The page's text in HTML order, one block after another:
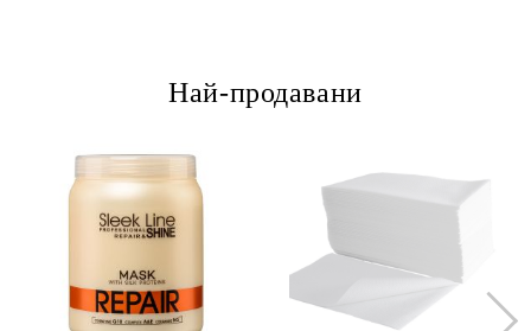
Най-продавани